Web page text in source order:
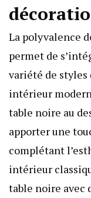
La polyvalence
permet de
variété de styles
intérieur
table noire au
apporter une
complétant
intérieur
table noire avec